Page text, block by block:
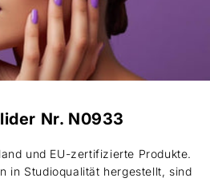
Nr. N0933
und EU-zertifizierte Produkte.
in Studioqualität hergestellt, sind